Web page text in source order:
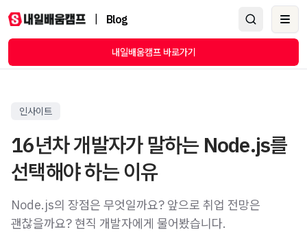
Blog
내일배움캠프 바로가기
인사이트
16년차 개발자가 말하는 Node.js를
선택해야 하는 이유
Node.js의 장점은 무엇일까요? 앞으로 취업 전망은
괜찮을까요? 현직 개발자에게 물어봤습니다.